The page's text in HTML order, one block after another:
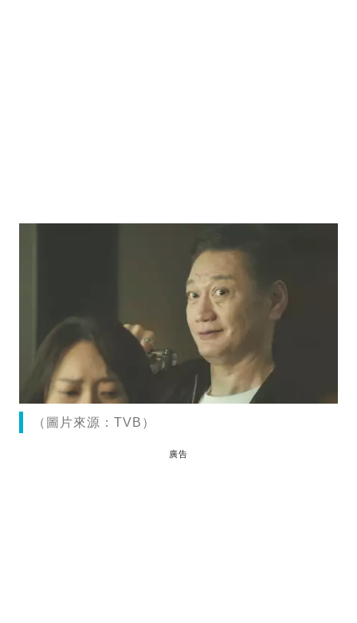
（圖片來源：TVB）
廣告